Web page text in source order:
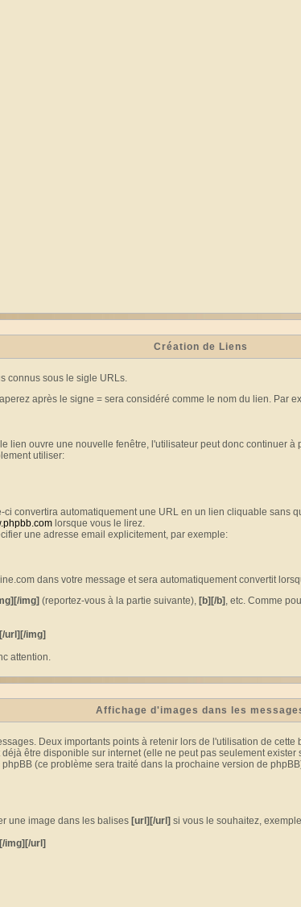
Création de Liens
connus sous le sigle URLs.
après le signe = sera considéré comme le nom du lien. Par
lien ouvre une nouvelle fenêtre, l'utilisateur peut donc continuer à
utiliser:
ci convertira automatiquement une URL en un lien cliquable sans
lorsque vous le lirez.
une adresse email explicitement, par exemple:
dans votre message et sera automatiquement convertit
img] (reportez-vous à la partie suivante), [b][/b] , etc. Comme
[/url][/img]
attention.
Affichage d'images dans les
Deux importants points à retenir lors de l'utilisation de
être disponible sur internet (elle ne peut pas seulement
(ce problème sera traité dans la prochaine version de
une image dans les balises [url][/url] si vous le souhaitez,
[/img][/url]